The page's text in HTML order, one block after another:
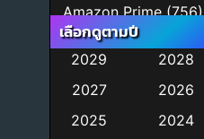
Amazon Prime(756)
Animal(11)
Animation การ์ตูน
เลือกดูตามปี
2029
2028
2027
2026
2025
2024